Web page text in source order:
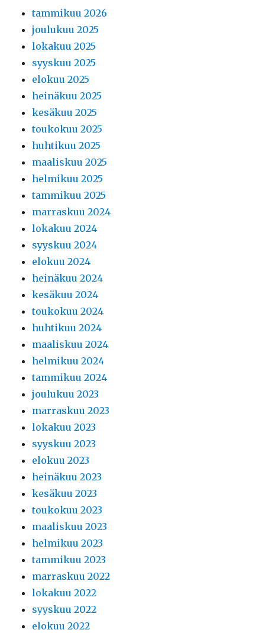
tammikuu 2026
joulukuu 2025
lokakuu 2025
syyskuu 2025
elokuu 2025
heinäkuu 2025
kesäkuu 2025
toukokuu 2025
huhtikuu 2025
maaliskuu 2025
helmikuu 2025
tammikuu 2025
marraskuu 2024
lokakuu 2024
syyskuu 2024
elokuu 2024
heinäkuu 2024
kesäkuu 2024
toukokuu 2024
huhtikuu 2024
maaliskuu 2024
helmikuu 2024
tammikuu 2024
joulukuu 2023
marraskuu 2023
lokakuu 2023
syyskuu 2023
elokuu 2023
heinäkuu 2023
kesäkuu 2023
toukokuu 2023
maaliskuu 2023
helmikuu 2023
tammikuu 2023
marraskuu 2022
lokakuu 2022
syyskuu 2022
elokuu 2022